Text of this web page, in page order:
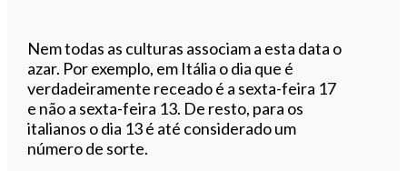
Nem todas as culturas associam a esta data o
azar. Por exemplo, em Itália o dia que é
verdadeiramente receado é a sexta-feira 17
e não a sexta-feira 13. De resto, para os
italianos o dia 13 é até considerado um
número de sorte.